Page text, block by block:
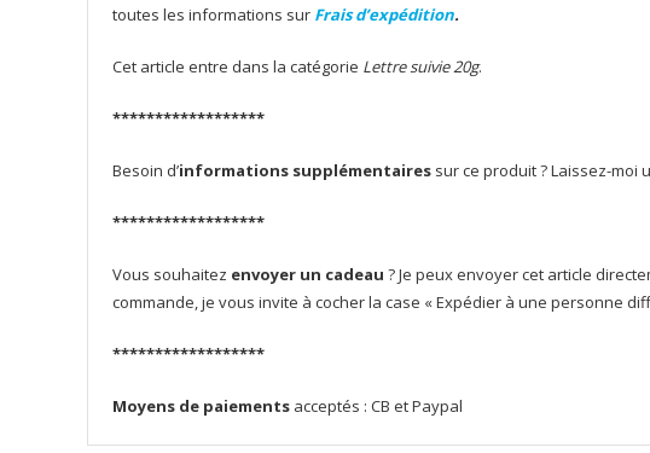
toutes les informations sur Frais d’expédition.
Cet article entre dans la catégorie Lettre suivie 20g.
******************
Besoin d’informations supplémentaires sur ce produit ? Laissez-moi
******************
Vous souhaitez envoyer un cadeau ? Je peux envoyer cet article
commande, je vous invite à cocher la case « Expédier à une personne
******************
Moyens de paiements acceptés : CB et Paypal